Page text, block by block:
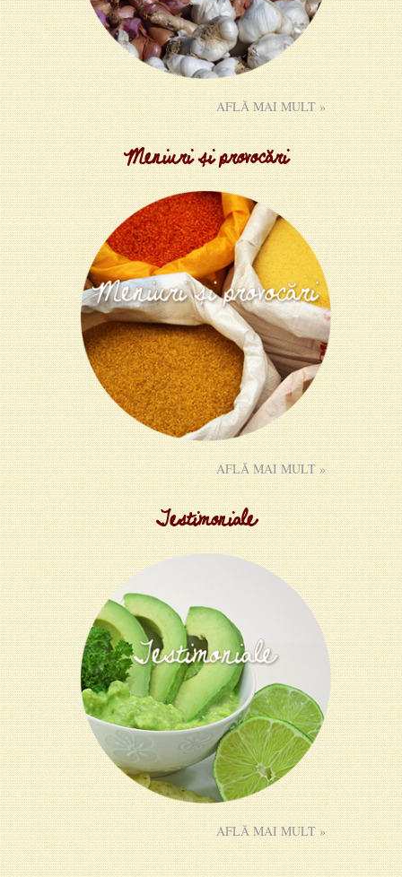
AFLĂ MAI MULT »
Meniuri și provocări
AFLĂ MAI MULT »
Testimoniale
AFLĂ MAI MULT »